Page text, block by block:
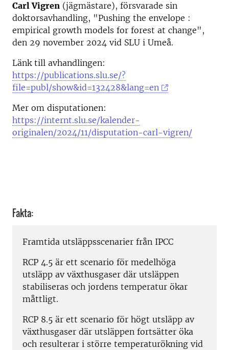
Carl Vigren (jägmästare), försvarade sin
doktorsavhandling, "Pushing the envelope :
empirical growth models for forest at change",
den 29 november 2024 vid SLU i Umeå.
Länk till avhandlingen:
https://publications.slu.se/?
file=publ/show&id=132428&lang=en
Mer om disputationen:
https://internt.slu.se/kalender-
originalen/2024/11/disputation-carl-vigren/
Fakta:
Framtida utsläppsscenarier från IPCC
RCP 4.5 är ett scenario för medelhöga
utsläpp av växthusgaser där utsläppen
stabiliseras och jordens temperatur ökar
måttligt.
RCP 8.5 är ett scenario för högt utsläpp av
växthusgaser där utsläppen fortsätter öka
och resulterar i större temperaturökning vid